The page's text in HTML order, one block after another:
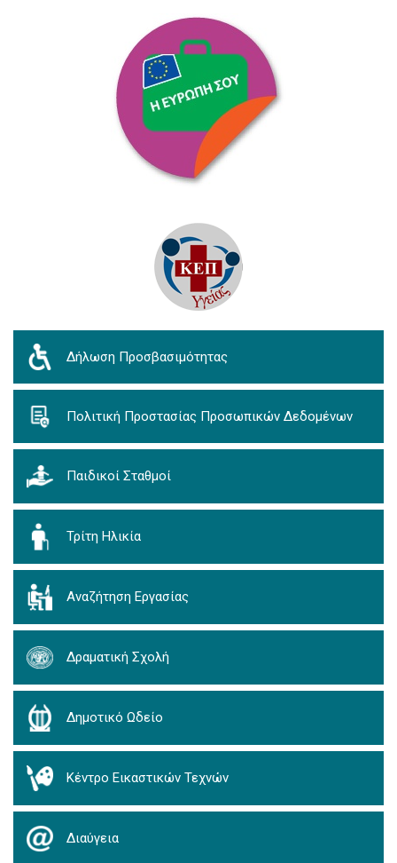
Δήλωση Προσβασιμότητας
Πολιτική Προστασίας Προσωπικών Δεδομένων
Παιδικοί Σταθμοί
Τρίτη Ηλικία
Αναζήτηση Εργασίας
Δραματική Σχολή
Δημοτικό Ωδείο
Κέντρο Εικαστικών Τεχνών
Διαύγεια